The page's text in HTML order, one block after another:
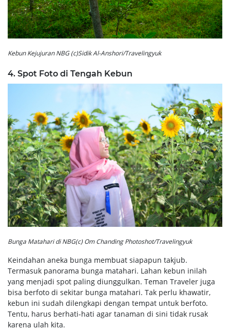
Kebun Kejujuran NBG (c)Sidik Al-Anshori/Travelingyuk
4. Spot Foto di Tengah Kebun
Bunga Matahari di NBG(c) Om Chanding Photoshot/Travelingyuk
Keindahan aneka bunga membuat siapapun takjub.
Termasuk panorama bunga matahari. Lahan kebun inilah
yang menjadi spot paling diunggulkan. Teman Traveler juga
bisa berfoto di sekitar bunga matahari. Tak perlu khawatir,
kebun ini sudah dilengkapi dengan tempat untuk berfoto.
Tentu, harus berhati-hati agar tanaman di sini tidak rusak
karena ulah kita.